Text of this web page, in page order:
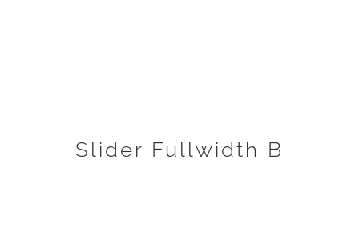
Slider Fullwidth B